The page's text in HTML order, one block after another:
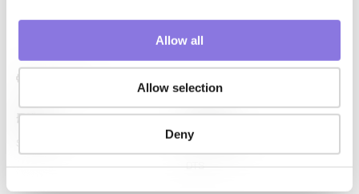
Allow all
Allow selection
Deny
플랫폼 핵심 역량
LLM Capsule
DTS